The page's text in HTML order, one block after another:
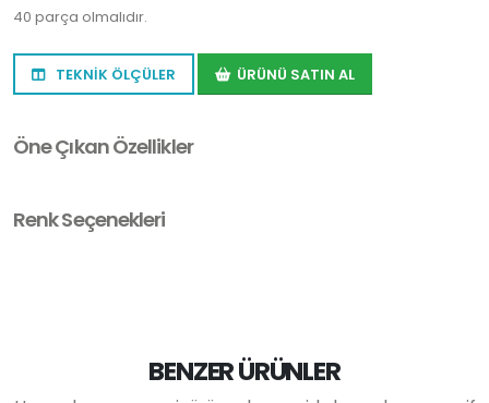
40 parça olmalıdır.
TEKNİK ÖLÇÜLER ÜRÜNÜ SATIN AL
Öne Çıkan Özellikler
Renk Seçenekleri
BENZER ÜRÜNLER